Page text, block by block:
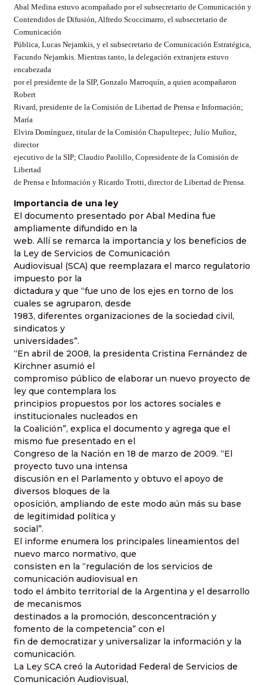
Abal Medina estuvo acompañado por el subsecretario de Comunicación y
Contendidos de Difusión, Alfredo Scoccimarro, el subsecretario de
Comunicación
Pública, Lucas Nejamkis, y el subsecretario de Comunicación Estratégica,
Facundo Nejamkis. Mientras tanto, la delegación extranjera estuvo
encabezada
por el presidente de la SIP, Gonzalo Marroquín, a quien acompañaron
Robert
Rivard, presidente de la Comisión de Libertad de Prensa e Información;
María
Elvira Domínguez, titular de la Comisión Chapultepec; Julio Muñoz,
director
ejecutivo de la SIP; Claudio Paolillo, Copresidente de la Comisión de
Libertad
de Prensa e Información y Ricardo Trotti, director de Libertad de Prensa.
Importancia de una ley
El documento presentado por Abal Medina fue
ampliamente difundido en la
web. Allí se remarca la importancia y los beneficios de
la Ley de Servicios de Comunicación
Audiovisual (SCA) que reemplazara el marco regulatorio
impuesto por la
dictadura y que “fue uno de los ejes en torno de los
cuales se agruparon, desde
1983, diferentes organizaciones de la sociedad civil,
sindicatos y
universidades”.
“En abril de 2008, la presidenta Cristina Fernández de
Kirchner asumió el
compromiso público de elaborar un nuevo proyecto de
ley que contemplara los
principios propuestos por los actores sociales e
institucionales nucleados en
la Coalición”, explica el documento y agrega que el
mismo fue presentado en el
Congreso de la Nación en 18 de marzo de 2009. “El
proyecto tuvo una intensa
discusión en el Parlamento y obtuvo el apoyo de
diversos bloques de la
oposición, ampliando de este modo aún más su base
de legitimidad política y
social”.
El informe enumera los principales lineamientos del
nuevo marco normativo, que
consisten en la “regulación de los servicios de
comunicación audiovisual en
todo el ámbito territorial de la Argentina y el desarrollo
de mecanismos
destinados a la promoción, desconcentración y
fomento de la competencia” con el
fin de democratizar y universalizar la información y la
comunicación.
La Ley SCA creó la Autoridad Federal de Servicios de
Comunicación Audiovisual,